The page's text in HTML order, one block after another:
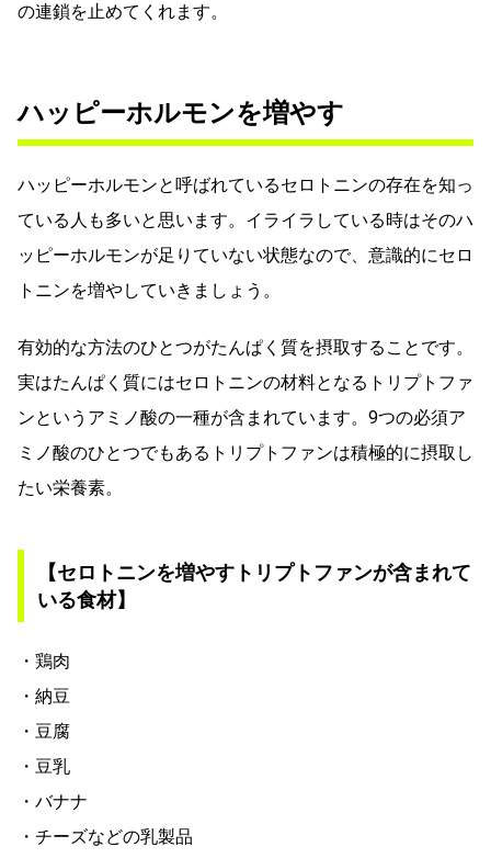
の連鎖を止めてくれます。
ハッピーホルモンを増やす
ハッピーホルモンと呼ばれているセロトニンの存在を知っ
ている人も多いと思います。イライラしている時はそのハ
ッピーホルモンが足りていない状態なので、意識的にセロ
トニンを増やしていきましょう。
有効的な方法のひとつがたんぱく質を摂取することです。
実はたんぱく質にはセロトニンの材料となるトリプトファ
ンというアミノ酸の一種が含まれています。9つの必須ア
ミノ酸のひとつでもあるトリプトファンは積極的に摂取し
たい栄養素。
【セロトニンを増やすトリプトファンが含まれて
いる食材】
・鶏肉
・納豆
・豆腐
・豆乳
・バナナ
・チーズなどの乳製品